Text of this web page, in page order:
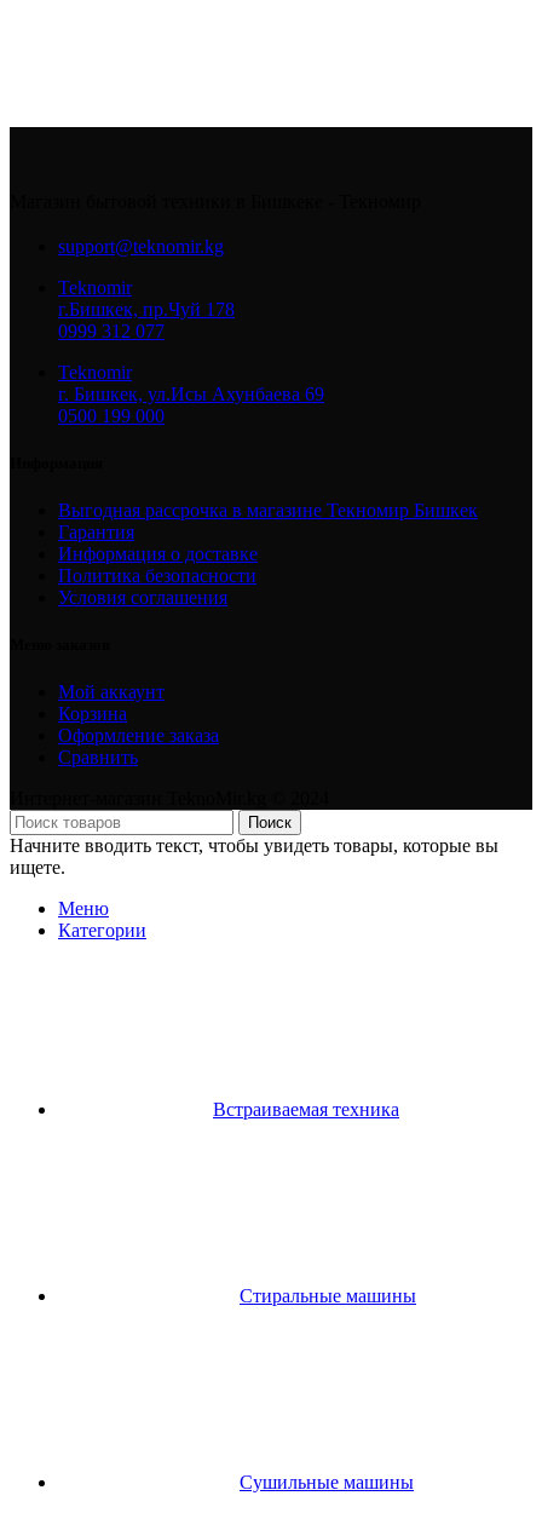
support@teknomir.kg
Teknomir
г.Бишкек, пр.Чуй 178
0999 312 077
Teknomir
г. Бишкек, ул.Исы Ахунбаева 69
0500 199 000
Выгодная рассрочка в магазине Текномир Бишкек
Гарантия
Информация о доставке
Политика безопасности
Условия соглашения
Мой аккаунт
Корзина
Оформление заказа
Сравнить
Поиск
Начните вводить текст, чтобы увидеть товары, которые вы
ищете.
Меню
Категории
Встраиваемая техника
Стиральные машины
Сушильные машины